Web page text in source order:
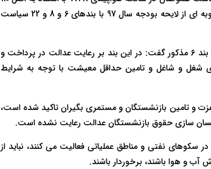
قانون اساسی گفت: براساس جزء الحاقی 3 بند الف تبصره 12 ، مصوبه ای از لایحه بودجه سال 97 با بندهای 6 و 8 و 22 سیاست
نماینده مردم کنگان، دیر و جم در مجلس شورای اسلامی با اشاره به بند 6 مذکور گفت: در این بند بر رعایت عدالت در پرداخت و
شغل و شاغل و تامین حداقل معیشت با توجه به شرایط
و تامین بازنشستگان و مستمری بگیران تاکید شده است،
نفتی و مناطق عملیاتی فعالیت می کنند، نباید از
آب و هوا باشند، برخوردار باشند.